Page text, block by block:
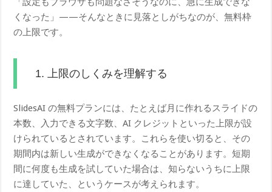
くなった」——そんなときに見落としがちなのが、無料枠
の上限です。
1. 上限のしくみを理解する
SlidesAI の無料プランには、たとえば月に作れるスライドの
本数、入力できる文字数、AI クレジットといった上限が設
けられているとされています。これらを使い切ると、その
期間内は新しい生成ができなくなることがあります。短期
間に何度も生成を試していた場合は、知らないうちに上限
に達していた、というケースが考えられます。